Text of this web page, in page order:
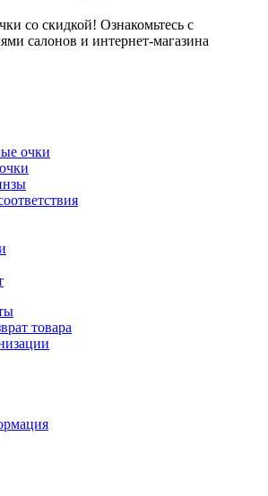
со скидкой! Ознакомьтесь с
салонов и интернет-магазина
очки
товара